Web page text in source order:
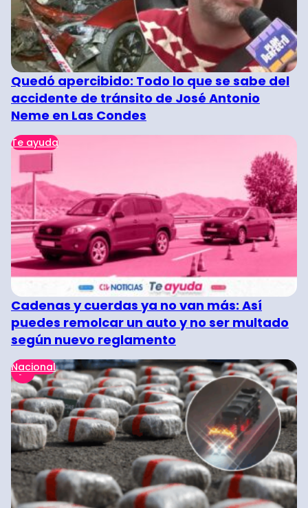
Quedó apercibido: Todo lo que se sabe del
accidente de tránsito de José Antonio
Neme en Las Condes
Te ayuda
Cadenas y cuerdas ya no van más: Así
puedes remolcar un auto y no ser multado
según nuevo reglamento
Nacional